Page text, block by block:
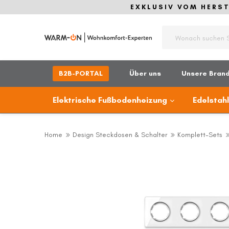
EXKLUSIV VOM
B2B-PORTAL Über uns Unsere
Elektrische Fußbodenheizung
Home Design Steckdosen & Schalter Komplett-Sets